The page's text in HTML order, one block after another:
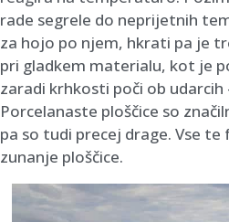
rade segrele do neprijetnih
za hojo po njem, hkrati pa je
pri gladkem materialu, kot je
zaradi krhkosti poči ob udarcih
Porcelanaste ploščice so
pa so tudi precej drage. Vse
zunanje ploščice.